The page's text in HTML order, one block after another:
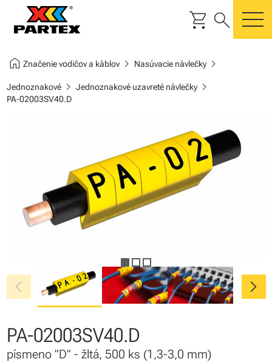
shopping_cart search
home Značenie vodičov a káblovchevron_right Nasúvacie návlečkychevron_right
Jednoznakovéchevron_right Jednoznakové uzavreté návlečkychevron_right
PA-02003SV40.D
chevron_left chevron_right
PA-02003SV40.D
písmeno "D" - žltá, 500 ks (1,3-3,0 mm)